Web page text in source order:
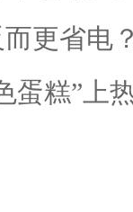
更省电
蛋糕”上